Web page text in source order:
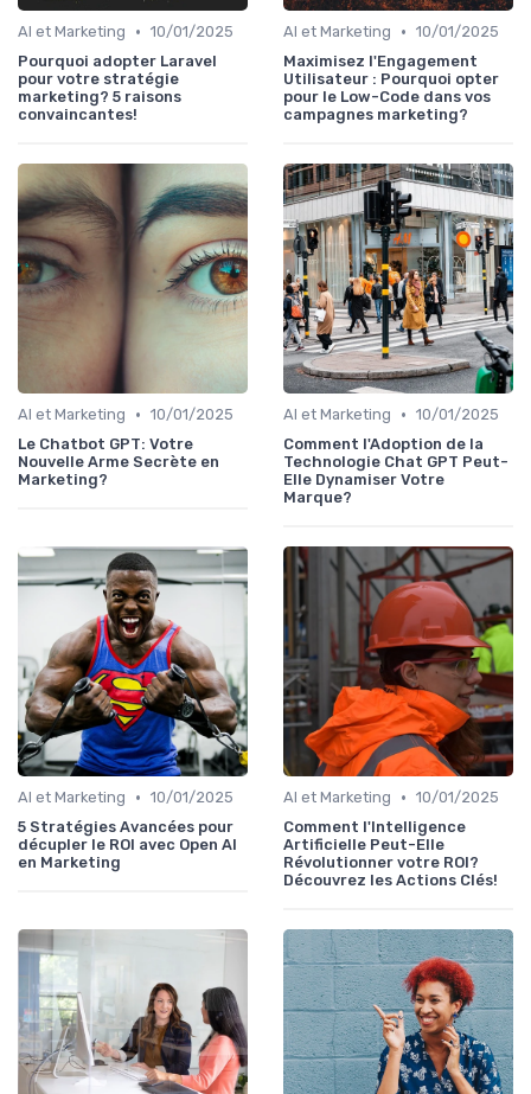
AI et Marketing • 10/01/2025
Pourquoi adopter Laravel
pour votre stratégie
marketing? 5 raisons
convaincantes!
AI et Marketing • 10/01/2025
Maximisez l'Engagement
Utilisateur : Pourquoi opter
pour le Low-Code dans vos
campagnes marketing?
AI et Marketing • 10/01/2025
Le Chatbot GPT: Votre
Nouvelle Arme Secrète en
Marketing?
AI et Marketing • 10/01/2025
Comment l'Adoption de la
Technologie Chat GPT Peut-
Elle Dynamiser Votre
Marque?
AI et Marketing • 10/01/2025
5 Stratégies Avancées pour
décupler le ROI avec Open AI
en Marketing
AI et Marketing • 10/01/2025
Comment l'Intelligence
Artificielle Peut-Elle
Révolutionner votre ROI?
Découvrez les Actions Clés!